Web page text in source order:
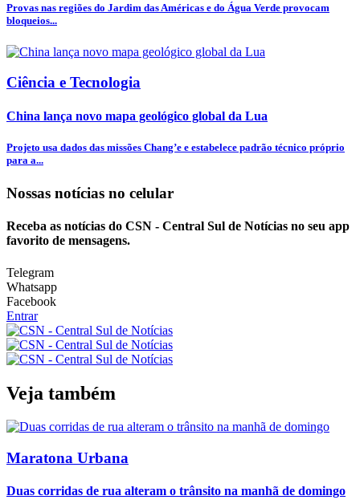
Provas nas regiões do Jardim das Américas e do Água Verde provocam
bloqueios...
Ciência e Tecnologia
China lança novo mapa geológico global da Lua
Projeto usa dados das missões Chang’e e estabelece padrão técnico próprio
para a...
Nossas notícias no celular
Receba as notícias do CSN - Central Sul de Notícias no seu app
favorito de mensagens.
Telegram
Whatsapp
Facebook
Entrar
Veja também
Maratona Urbana
Duas corridas de rua alteram o trânsito na manhã de domingo